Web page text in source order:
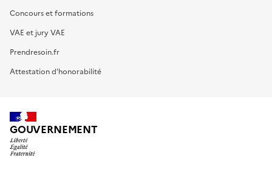
Concours et formations
VAE et jury VAE
Prendresoin.fr
Attestation d'honorabilité
GOUVERNEMENT